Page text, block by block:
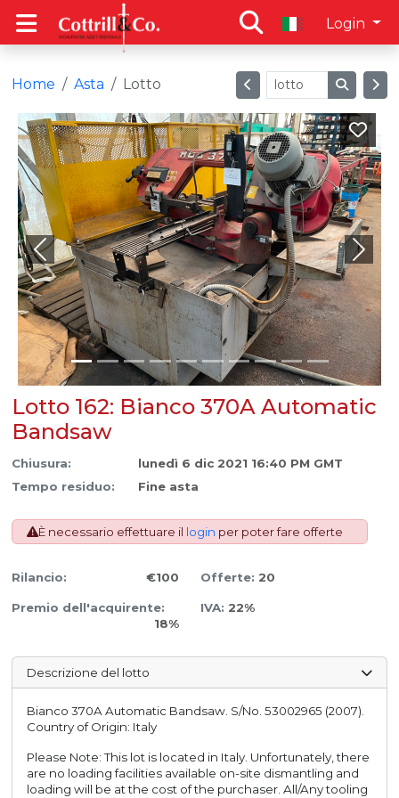
Login
Home Asta Lotto
Previous Next
Lotto 162: Bianco 370A Automatic
Bandsaw
Chiusura:
lunedì 6 dic 2021 16:40 PM GMT
Tempo residuo:
Fine asta
È necessario effettuare il login per poter fare offerte
Rilancio: €100 Offerte:20
Premio dell'acquirente:
18%
IVA:22%
Descrizione del lotto
Bianco 370A Automatic Bandsaw. S/No. 53002965 (2007).
Country of Origin: Italy
Please Note: This lot is located in Italy. Unfortunately, there
are no loading facilities available on-site dismantling and
loading will be at the cost of the purchaser. All/Any tooling